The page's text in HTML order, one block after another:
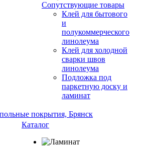
Сопутствующие товары
Клей для бытового
и
полукоммерческого
линолеума
Клей для холодной
сварки швов
линолеума
Подложка под
паркетную доску и
ламинат
Каталог